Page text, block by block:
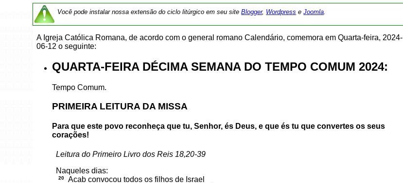
Você pode instalar nossa extensão do ciclo litúrgico em seu siteBlogger, Wordpress eJoomla
A Igreja Católica Romana, de acordo com o general romano Calendário, comemora em Quarta-feira, 2024-
06-12 o seguinte:
QUARTA-FEIRA DÉCIMA SEMANA DO TEMPO COMUM 2024:
Tempo Comum.
PRIMEIRA LEITURA DA MISSA
Para que este povo reconheça que tu, Senhor, és Deus, e que és tu que convertes os seus
corações!
Leitura do Primeiro Livro dos Reis 18,20-39
Naqueles dias:
20
Acab convocou todos os filhos de Israel